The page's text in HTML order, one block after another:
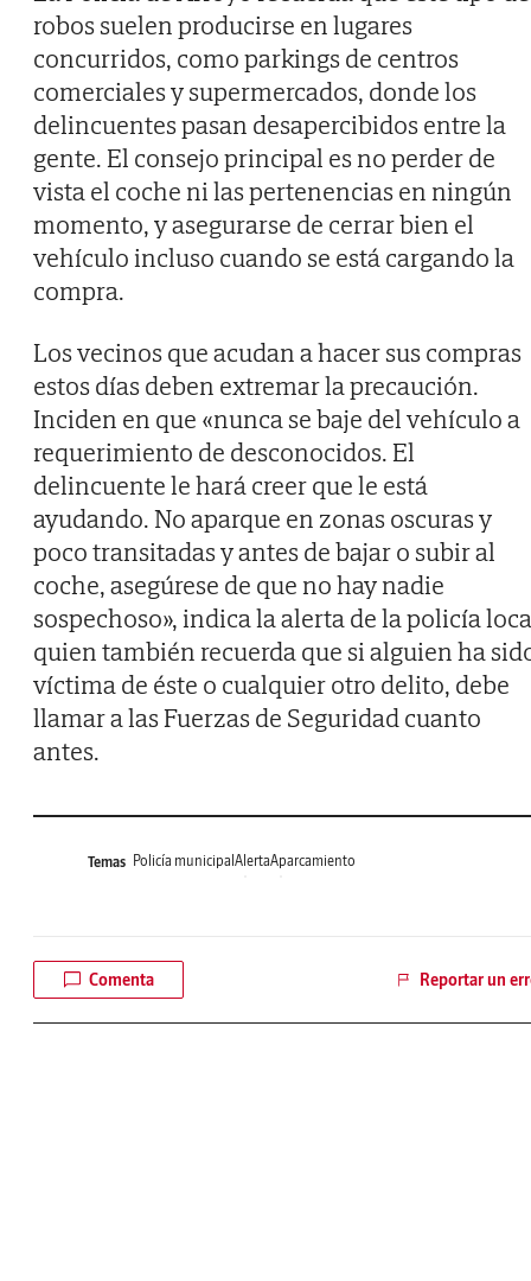
robos suelen producirse en lugares
concurridos, como parkings de centros
comerciales y supermercados, donde los
delincuentes pasan desapercibidos entre la
gente. El consejo principal es no perder de
vista el coche ni las pertenencias en ningún
momento, y asegurarse de cerrar bien el
vehículo incluso cuando se está cargando la
compra.
Los vecinos que acudan a hacer sus compras
estos días deben extremar la precaución.
Inciden en que «nunca se baje del vehículo a
requerimiento de desconocidos. El
delincuente le hará creer que le está
ayudando. No aparque en zonas oscuras y
poco transitadas y antes de bajar o subir al
coche, asegúrese de que no hay nadie
sospechoso», indica la alerta de la policía
quien también recuerda que si alguien ha
víctima de éste o cualquier otro delito, debe
llamar a las Fuerzas de Seguridad cuanto
antes.
Temas Policía municipal AlertaAparcamiento
Comenta Reportar un